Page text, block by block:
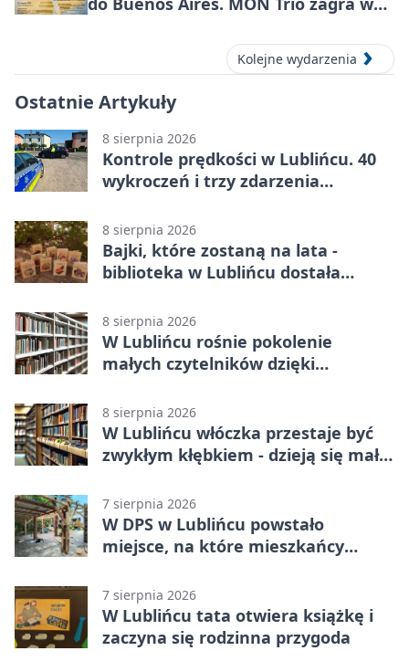
Kolejne wydarzenia
Ostatnie Artykuły
8 sierpnia 2026
Kontrole prędkości w Lublińcu. 40
wykroczeń i trzy zdarzenia
8 sierpnia 2026
Bajki, które zostaną na lata -
biblioteka w Lublińcu dostała
8 sierpnia 2026
W Lublińcu rośnie pokolenie
małych czytelników dzięki
8 sierpnia 2026
W Lublińcu włóczka przestaje być
zwykłym kłębkiem - dzieją się małe
7 sierpnia 2026
W DPS w Lublińcu powstało
miejsce, na które mieszkańcy
7 sierpnia 2026
W Lublińcu tata otwiera książkę i
zaczyna się rodzinna przygoda